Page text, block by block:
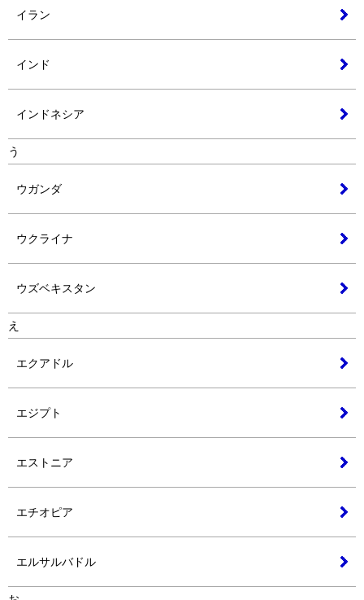
イラン
インド
インドネシア
う
ウガンダ
ウクライナ
ウズベキスタン
え
エクアドル
エジプト
エストニア
エチオピア
エルサルバドル